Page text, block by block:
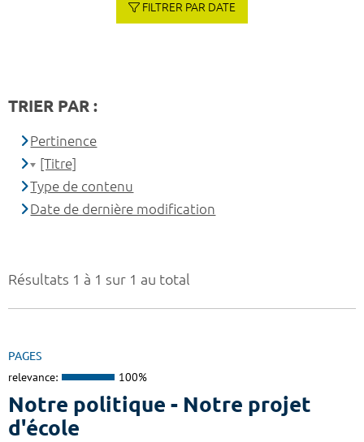
Résultats 1 à 1 sur 1 au total
PAGES
relevance: 100%
Notre politique - Notre projet
d'école
FILTRER PAR DATE
TRIER PAR :
Pertinence
[Titre]
Type de contenu
Date de dernière modification